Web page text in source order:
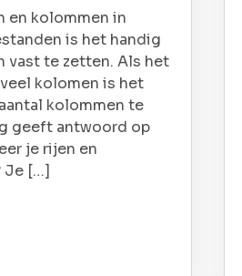
en kolommen in
is het handig
vast te zetten. Als het
kolomen is het
kolommen te
geeft antwoord op
je rijen en
Je […]